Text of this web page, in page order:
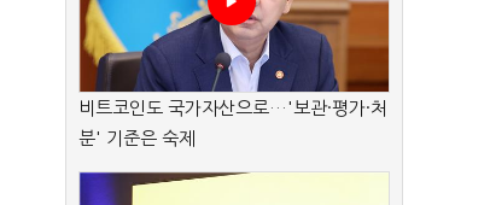
비트코인도 국가자산으로…'보관·평가·처
분' 기준은 숙제